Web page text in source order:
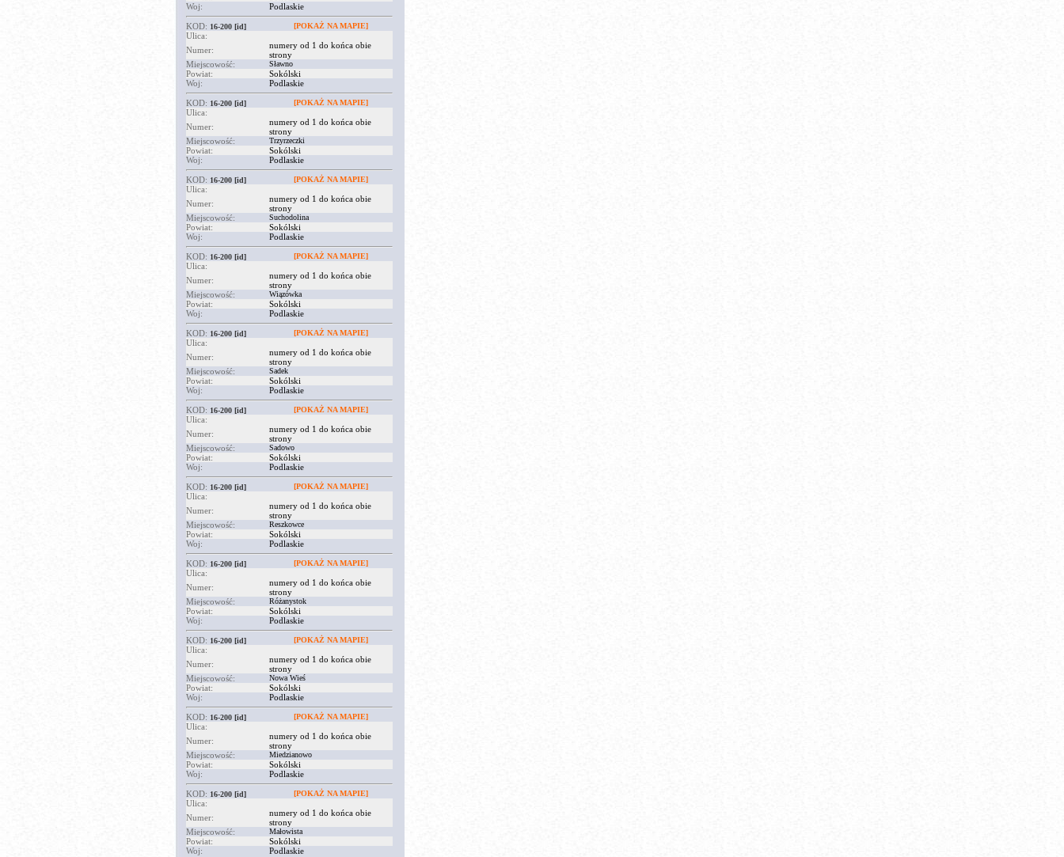
Woj:
Podlaskie
KOD: 16-200 [id] [POKAŻ NA MAPIE]
Ulica:
Numer:
numery od 1 do końca obie
strony
Miejscowość:
Sławno
Powiat:
Sokólski
Woj:
Podlaskie
KOD: 16-200 [id] [POKAŻ NA MAPIE]
Ulica:
Numer:
numery od 1 do końca obie
strony
Miejscowość:
Trzyrzeczki
Powiat:
Sokólski
Woj:
Podlaskie
KOD: 16-200 [id] [POKAŻ NA MAPIE]
Ulica:
Numer:
numery od 1 do końca obie
strony
Miejscowość:
Suchodolina
Powiat:
Sokólski
Woj:
Podlaskie
KOD: 16-200 [id] [POKAŻ NA MAPIE]
Ulica:
Numer:
numery od 1 do końca obie
strony
Miejscowość:
Wiązówka
Powiat:
Sokólski
Woj:
Podlaskie
KOD: 16-200 [id] [POKAŻ NA MAPIE]
Ulica:
Numer:
numery od 1 do końca obie
strony
Miejscowość:
Sadek
Powiat:
Sokólski
Woj:
Podlaskie
KOD: 16-200 [id] [POKAŻ NA MAPIE]
Ulica:
Numer:
numery od 1 do końca obie
strony
Miejscowość:
Sadowo
Powiat:
Sokólski
Woj:
Podlaskie
KOD: 16-200 [id] [POKAŻ NA MAPIE]
Ulica:
Numer:
numery od 1 do końca obie
strony
Miejscowość:
Reszkowce
Powiat:
Sokólski
Woj:
Podlaskie
KOD: 16-200 [id] [POKAŻ NA MAPIE]
Ulica:
Numer:
numery od 1 do końca obie
strony
Miejscowość:
Różanystok
Powiat:
Sokólski
Woj:
Podlaskie
KOD: 16-200 [id] [POKAŻ NA MAPIE]
Ulica:
Numer:
numery od 1 do końca obie
strony
Miejscowość:
Nowa Wieś
Powiat:
Sokólski
Woj:
Podlaskie
KOD: 16-200 [id] [POKAŻ NA MAPIE]
Ulica:
Numer:
numery od 1 do końca obie
strony
Miejscowość:
Miedzianowo
Powiat:
Sokólski
Woj:
Podlaskie
KOD: 16-200 [id] [POKAŻ NA MAPIE]
Ulica:
Numer:
numery od 1 do końca obie
strony
Miejscowość:
Małowista
Powiat:
Sokólski
Woj:
Podlaskie